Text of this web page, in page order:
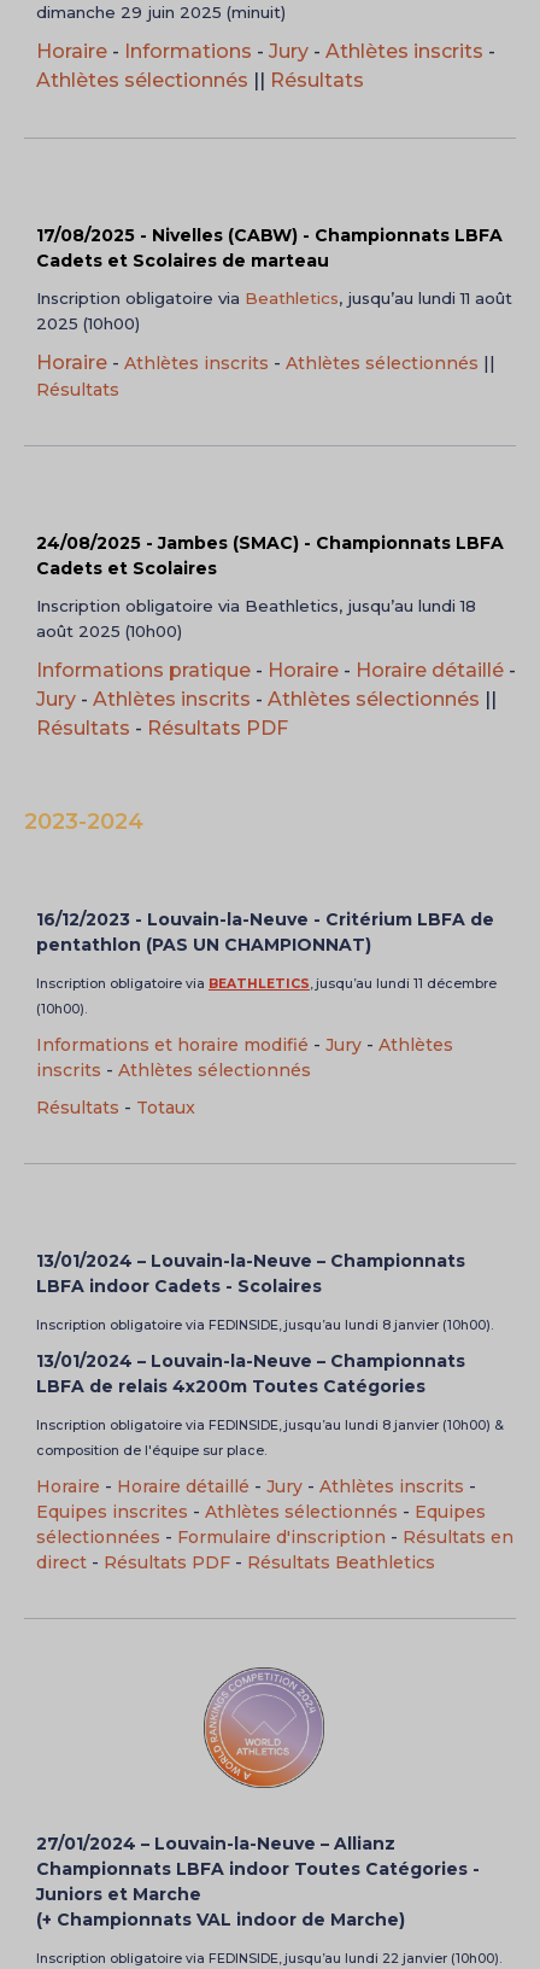
dimanche 29 juin 2025 (minuit)
Horaire - Informations - Jury - Athlètes inscrits -
Athlètes sélectionnés || Résultats
17/08/2025 - Nivelles (CABW) - Championnats LBFA
Cadets et Scolaires de marteau
Inscription obligatoire via Beathletics, jusqu’au lundi 11 août
2025 (10h00)
Horaire - Athlètes inscrits - Athlètes sélectionnés ||
Résultats
24/08/2025 - Jambes (SMAC) - Championnats LBFA
Cadets et Scolaires
Inscription obligatoire via Beathletics, jusqu’au lundi 18
août 2025 (10h00)
Informations pratique - Horaire - Horaire détaillé -
Jury - Athlètes inscrits - Athlètes sélectionnés ||
Résultats - Résultats PDF
2023-2024
16/12/2023 - Louvain-la-Neuve - Critérium LBFA de
pentathlon (PAS UN CHAMPIONNAT)
Inscription obligatoire via BEATHLETICS, jusqu’au lundi 11 décembre
(10h00).
Informations et horaire modifié - Jury - Athlètes
inscrits - Athlètes sélectionnés
Résultats - Totaux
13/01/2024 – Louvain-la-Neuve – Championnats
LBFA indoor Cadets - Scolaires
Inscription obligatoire via FEDINSIDE, jusqu’au lundi 8 janvier (10h00).
13/01/2024 – Louvain-la-Neuve – Championnats
LBFA de relais 4x200m Toutes Catégories
Inscription obligatoire via FEDINSIDE, jusqu’au lundi 8 janvier (10h00) &
composition de l'équipe sur place.
Horaire - Horaire détaillé - Jury - Athlètes inscrits -
Equipes inscrites - Athlètes sélectionnés - Equipes
sélectionnées - Formulaire d'inscription - Résultats en
direct - Résultats PDF - Résultats Beathletics
27/01/2024 – Louvain-la-Neuve – Allianz
Championnats LBFA indoor Toutes Catégories -
Juniors et Marche
(+ Championnats VAL indoor de Marche)
Inscription obligatoire via FEDINSIDE, jusqu’au lundi 22 janvier (10h00).